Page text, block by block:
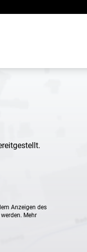
Anzeigen des
Mehr